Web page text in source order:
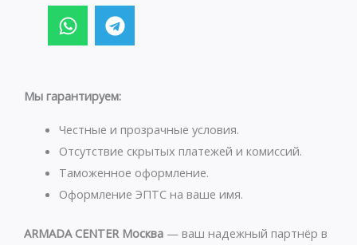
W
h
a
s
p
p
T
e
l
g
a
m
Мы гарантируем:
Честные и прозрачные условия.
Отсутствие скрытых платежей и комиссий.
Таможенное оформление.
Оформление ЭПТС на ваше имя.
ARMADA CENTER Москва — ваш надежный партнёр в